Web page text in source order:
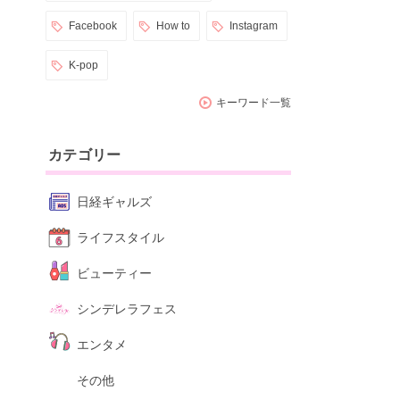
Facebook How to Instagram
K-pop
キーワード一覧
カテゴリー
日経ギャルズ
ライフスタイル
ビューティー
シンデレラフェス
エンタメ
その他